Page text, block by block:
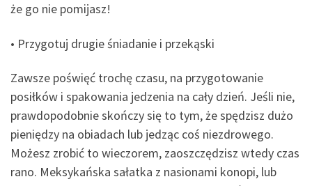
że go nie pomijasz!
• Przygotuj drugie śniadanie i przekąski
Zawsze poświęć trochę czasu, na przygotowanie
posiłków i spakowania jedzenia na cały dzień. Jeśli nie,
prawdopodobnie skończy się to tym, że spędzisz dużo
pieniędzy na obiadach lub jedząc coś niezdrowego.
Możesz zrobić to wieczorem, zaoszczędzisz wtedy czas
rano. Meksykańska sałatka z nasionami konopi, lub